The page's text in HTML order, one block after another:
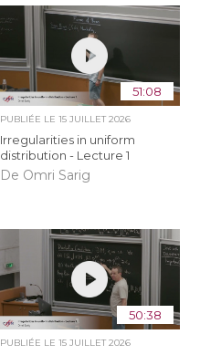
51:08
PUBLIÉE LE 15 JUILLET 2026
Irregularities in uniform
distribution - Lecture 1
De Omri Sarig
50:38
PUBLIÉE LE 15 JUILLET 2026